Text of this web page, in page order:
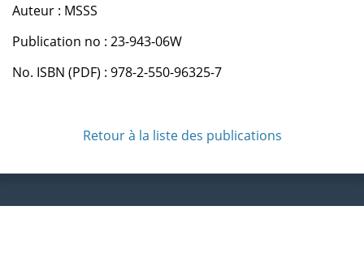
Auteur : MSSS
Publication no : 23-943-06W
No. ISBN (PDF) : 978-2-550-96325-7
Retour à la liste des publications